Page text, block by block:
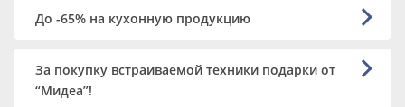
До -65% на кухонную продукцию
За покупку встраиваемой техники подарки от
“Мидеа”!